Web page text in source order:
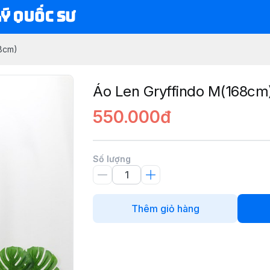
Quốc Sư
Áo Len Gryffindo
550.000đ
Số lượng
Thêm giỏ hàng